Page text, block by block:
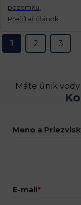
pozemku.
Prečítať článok
1 2 3
Máte únik
Meno a
E-mail*